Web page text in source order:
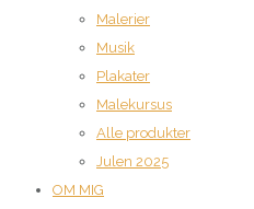
Malerier
Musik
Plakater
Malekursus
Alle produkter
Julen 2025
OM MIG